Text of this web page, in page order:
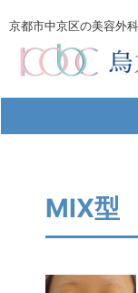
京都市中京区の美容外
MIX型